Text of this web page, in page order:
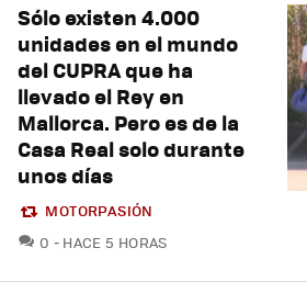
Sólo existen 4.000
unidades en el mundo
del CUPRA que ha
llevado el Rey en
Mallorca. Pero es de la
Casa Real solo durante
unos días
MOTORPASIÓN
0 COMENTARIOS
HACE 5 HORAS